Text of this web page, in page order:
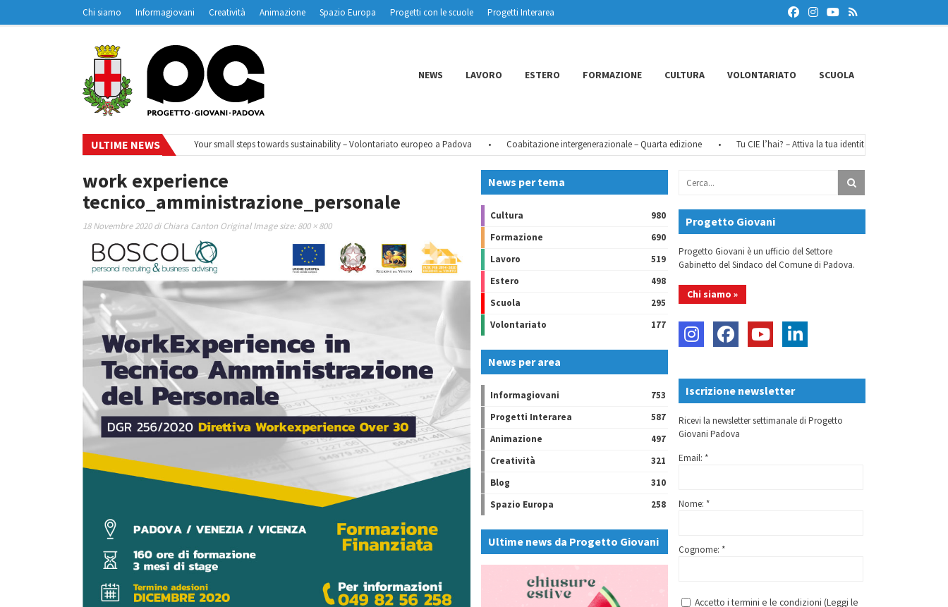
Chi siamo Informagiovani Creatività Animazione Spazio Europa Progetti con le scuole
Progetti Interarea
Contatti
Padovanet
NEWS LAVORO ESTERO FORMAZIONE CULTURA VOLONTARIATO SCUOLA
ULTIME NEWS
#EurodeskOnAir – Ciclo di webinar • Your small steps towards sustainability – Volontariato europeo a Padova Coabitazione intergenerazionale – Quarta edizione Tu CIE l’hai? – Attiva la tua identità digitale
work experience
tecnico_amministrazione_personale
18 Novembre 2020 diChiara Canton Original Image size:800 × 800
News per tema
Cultura
980
Formazione
690
Lavoro
519
Estero
498
Scuola
295
Volontariato
177
News per area
Informagiovani
753
Progetti Interarea
587
Animazione
497
Creatività
321
Blog
310
Spazio Europa
258
Ultime news da Progetto Giovani
Progetto Giovani
Progetto Giovani è un ufficio del Settore
Gabinetto del Sindaco del Comune di Padova.
Chi siamo »
Iscrizione newsletter
Ricevi la newsletter settimanale di Progetto
Giovani Padova
Email: *
Nome: *
Cognome: *
Accetto i termini e le condizioni (Leggi le